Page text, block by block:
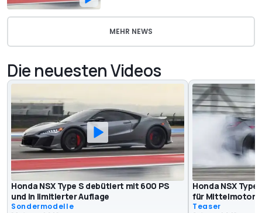
MEHR NEWS
Die neuesten Videos
Honda NSX Type S debütiert mit 600 PS
und in limitierter Auflage
Sondermodelle
Honda NSX
für Mittelmotor-
Teaser